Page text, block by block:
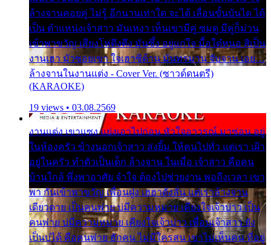
ล้างจานคอยคู่ ไม่รู้ อีกนานเท่าใด จะได้ เลื่อนขั้นบันได ได้
เป็น ตำแหน่งเจ้าสาว มันเหงา เห็นเขามีคู่ ซมดู มีคู่ก็ม่วน
เข้าพาขวัญ เสียงโห่ตึงตึง มันซึ้ง อยู่แก่ใจ มื้อใด๋หนอ สิเป็น
งานเฮา มัวซอยเขา ใจเฮาซิด้าน มันทรมาน จับจาน เอย…
ล้างจานในงานแต่ง - Cover Ver. (ซาวด์ดนตรี)
(KARAOKE)
19 views • 03.08.2569
งานแต่ง เขาแซง แย่งเอาไปก่อน หัวใจอาวรณ์ มาซ่อน อยู่
ในห้องครัว ข้างนอกเจ้าสาว ส่งยิ้ม ให้คนไปทั่ว แต่เรา เฝ้า
อยู่ในครัว ทำตัวเป็นเด็ก ล้างจาน ในเมื่อ เจ้าสาว คือคน
บ้านใกล้ พึ่งพาอาศัย จำใจ ต้องไปช่วยงาน พอถึงเวลา เขา
พา กันเข้าพาขวัญ เพื่อนฝูง เฮฮาดังลั่น แต่เราล้างจาน
เดียวดาย เป็นคนพ่าย บ่มีความหมาย เคียงใจเจ้าบ่าว เป็น
คนพ่าย บ่มีความหมาย เคียงใจเจ้าบ่าว เพื่อนเจ้าสาว ยัง
เป็นบ่ได้ คือคนพ่าย ฮักคน ไม่มีใครสน เขาไม่เห็นคน ที่อยู่